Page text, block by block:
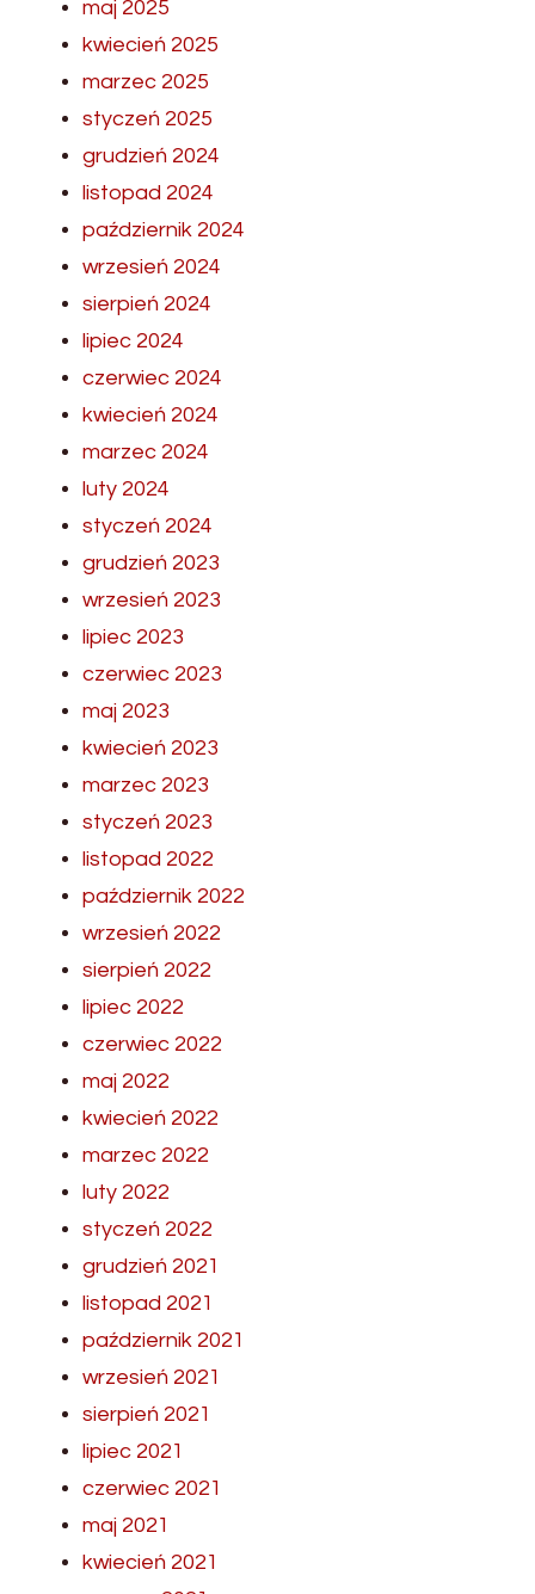
maj 2025
kwiecień 2025
marzec 2025
styczeń 2025
grudzień 2024
listopad 2024
październik 2024
wrzesień 2024
sierpień 2024
lipiec 2024
czerwiec 2024
kwiecień 2024
marzec 2024
luty 2024
styczeń 2024
grudzień 2023
wrzesień 2023
lipiec 2023
czerwiec 2023
maj 2023
kwiecień 2023
marzec 2023
styczeń 2023
listopad 2022
październik 2022
wrzesień 2022
sierpień 2022
lipiec 2022
czerwiec 2022
maj 2022
kwiecień 2022
marzec 2022
luty 2022
styczeń 2022
grudzień 2021
listopad 2021
październik 2021
wrzesień 2021
sierpień 2021
lipiec 2021
czerwiec 2021
maj 2021
kwiecień 2021